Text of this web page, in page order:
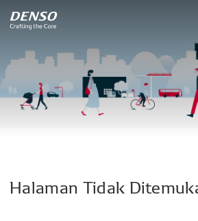
Halaman Tidak